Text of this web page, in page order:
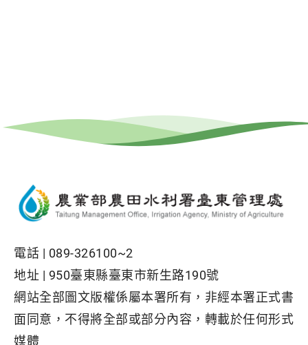
電話 | 089-326100~2
地址 | 950臺東縣臺東市新生路190號
網站全部圖文版權係屬本署所有，非經本署正式書
面同意，不得將全部或部分內容，轉載於任何形式
媒體